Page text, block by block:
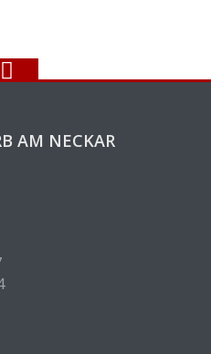
AM NECKAR